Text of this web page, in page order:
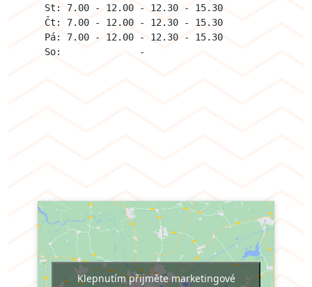
St: 7.00 - 12.00 - 12.30 - 15.30
Čt: 7.00 - 12.00 - 12.30 - 15.30
Pá: 7.00 - 12.00 - 12.30 - 15.30
So:              -
Klepnutím přijměte marketingové